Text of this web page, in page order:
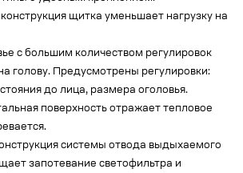
щитка уменьшает нагрузку на
с большим количеством регулировок
голову. Предусмотрены регулировки:
до лица, размера оголовья.
поверхность отражает тепловое
системы отвода выдыхаемого
запотевание светофильтра и